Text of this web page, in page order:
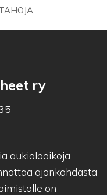
ry
aukioloaikoja.
ajankohdasta
on